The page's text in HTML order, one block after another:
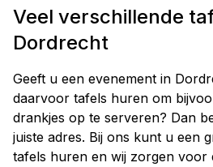
Veel verschillende
Dordrecht
Geeft u een evenement in
daarvoor tafels huren om
drankjes op te serveren? Dan
juiste adres. Bij ons kunt u een
tafels huren en wij zorgen voor